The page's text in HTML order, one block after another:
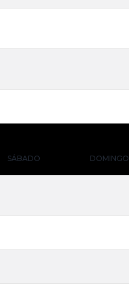
SÁBADO DOMINGO